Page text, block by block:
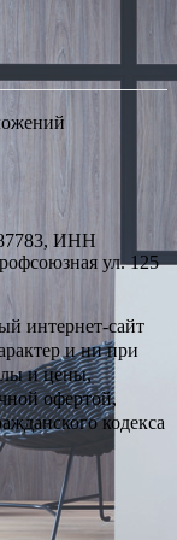
ИНН
ул. 125
интернет-сайт
и ни при
и цены,
офертой,
кодекса